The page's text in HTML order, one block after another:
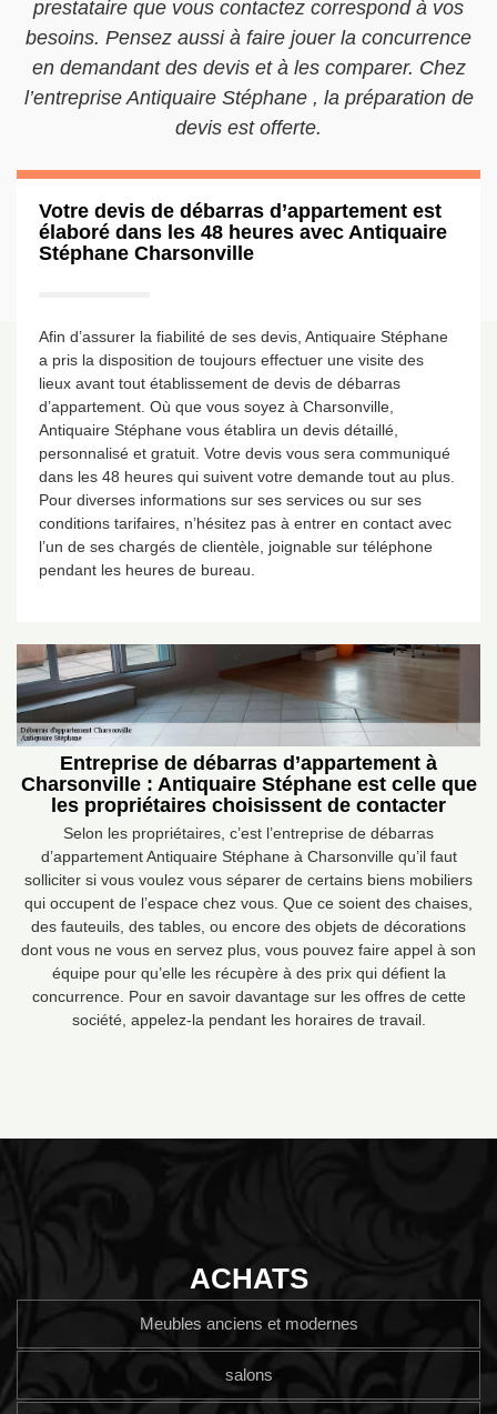
prestataire que vous contactez correspond à vos
besoins. Pensez aussi à faire jouer la concurrence
en demandant des devis et à les comparer. Chez
l’entreprise Antiquaire Stéphane , la préparation de
devis est offerte.
Votre devis de débarras d’appartement est
élaboré dans les 48 heures avec Antiquaire
Stéphane Charsonville
Afin d’assurer la fiabilité de ses devis, Antiquaire Stéphane
a pris la disposition de toujours effectuer une visite des
lieux avant tout établissement de devis de débarras
d’appartement. Où que vous soyez à Charsonville,
Antiquaire Stéphane vous établira un devis détaillé,
personnalisé et gratuit. Votre devis vous sera communiqué
dans les 48 heures qui suivent votre demande tout au plus.
Pour diverses informations sur ses services ou sur ses
conditions tarifaires, n’hésitez pas à entrer en contact avec
l’un de ses chargés de clientèle, joignable sur téléphone
pendant les heures de bureau.
Entreprise de débarras d’appartement à
Charsonville : Antiquaire Stéphane est celle que
les propriétaires choisissent de contacter
Selon les propriétaires, c’est l’entreprise de débarras
d’appartement Antiquaire Stéphane à Charsonville qu’il faut
solliciter si vous voulez vous séparer de certains biens mobiliers
qui occupent de l’espace chez vous. Que ce soient des chaises,
des fauteuils, des tables, ou encore des objets de décorations
dont vous ne vous en servez plus, vous pouvez faire appel à son
équipe pour qu’elle les récupère à des prix qui défient la
concurrence. Pour en savoir davantage sur les offres de cette
société, appelez-la pendant les horaires de travail.
ACHATS
Meubles anciens et modernes
salons